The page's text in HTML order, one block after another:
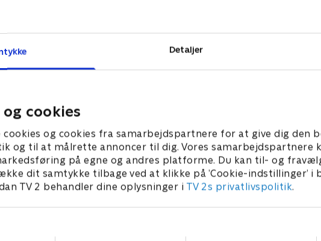
Detaljer
cookies
cookies og cookies fra samarbejdspartnere for at give dig den
og til at målrette annoncer til dig. Vores samarbejdspartnere
på egne og andres platforme. Du kan til- og
dit samtykke tilbage ved at klikke på ’Cookie-indstillinger’ i
TV 2 behandler dine oplysninger i TV 2s privatlivspolitik.
En kvindes rejseplaner vækker
mistanke, og en passagers
irrationelle opførsel er et rødt flag
9. januar 2018 • 22 min
En passagers skandaløse